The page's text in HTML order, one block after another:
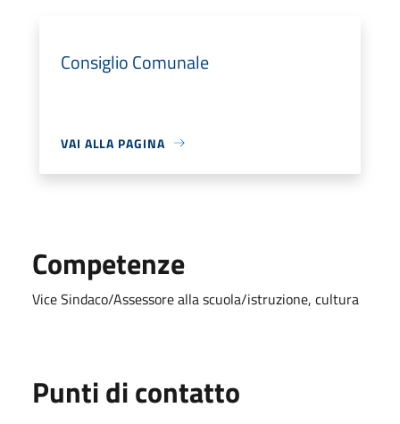
Consiglio Comunale
VAI ALLA PAGINA
Competenze
Vice Sindaco/Assessore alla scuola/istruzione, cultura
Punti di contatto